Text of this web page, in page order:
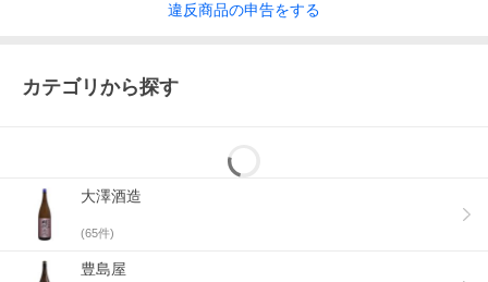
違反商品の申告をする
カテゴリから探す
大澤酒造
(65件)
豊島屋